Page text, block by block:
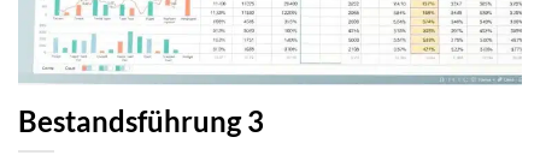
Bestandsführung 3